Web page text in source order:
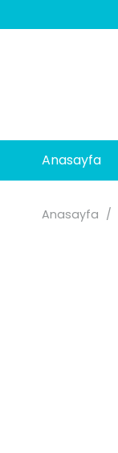
Anasayfa
Anasayfa /